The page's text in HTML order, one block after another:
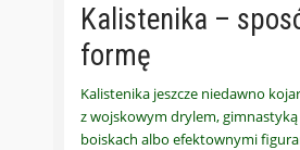
Kalistenika –
formę
Kalistenika jeszcze niedawno
z wojskowym drylem,
boiskach albo efektownymi